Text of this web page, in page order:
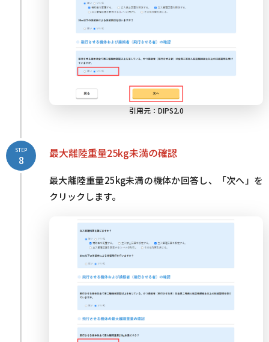
引用元： DIPS2.0
最大離陸重量25kg未満の確認
最大離陸重量25kg未満の機体か回答し、「次へ」を
クリックします。
STEP
8